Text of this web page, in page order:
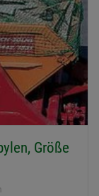
Größe